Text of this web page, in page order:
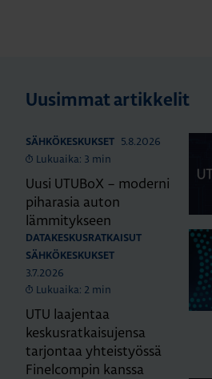
Uusimmat artikkelit
SÄHKÖKESKUKSET
5.8.2026
Lukuaika: 3 min
Uusi UTUBoX – moderni
piharasia auton
lämmitykseen
DATAKESKUSRATKAISUT
SÄHKÖKESKUKSET
3.7.2026
Lukuaika: 2 min
UTU laajentaa
keskusratkaisujensa
tarjontaa yhteistyössä
Finelcompin kanssa